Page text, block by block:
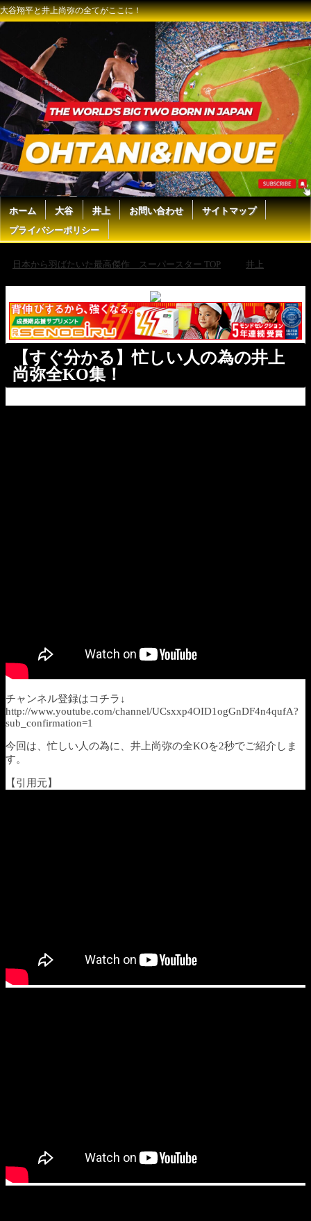
大谷翔平と井上尚弥の全てがここに！
ホーム 大谷 井上 お問い合わせ
サイトマップ
プライバシーポリシー
日本から羽ばたいた最高傑作 スーパースター TOP
井上
【すぐ分かる】忙しい人の為の井上
尚弥全KO集！
チャンネル登録はコチラ↓
http://www.youtube.com/channel/UCsxxp4OID1ogGnDF4n4qufA?
sub_confirmation=1
今回は、忙しい人の為に、井上尚弥の全KOを2秒でご紹介しま
す。
【引用元】